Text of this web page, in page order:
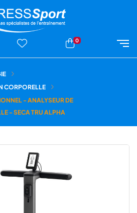
0
CORPORELLE
- ANALYSEUR DE
- SECA TRU ALPHA